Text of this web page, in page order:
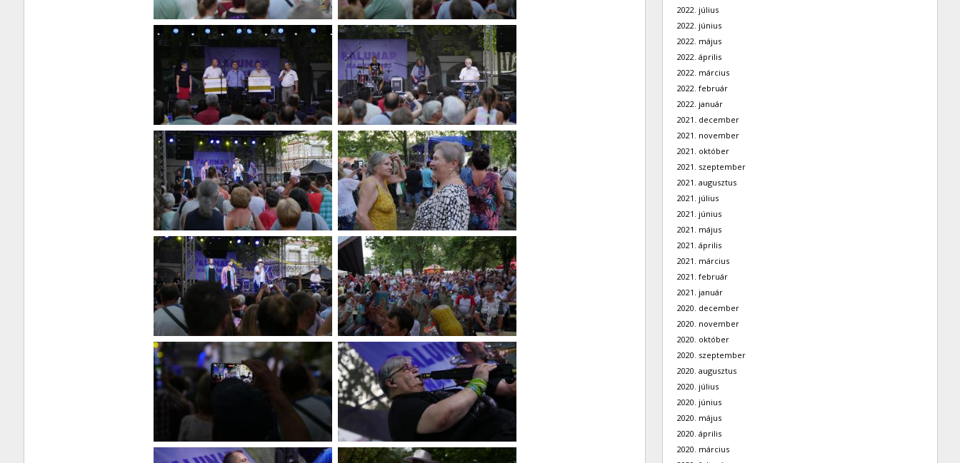
2022. július
2022. június
2022. május
2022. április
2022. március
2022. február
2022. január
2021. december
2021. november
2021. október
2021. szeptember
2021. augusztus
2021. július
2021. június
2021. május
2021. április
2021. március
2021. február
2021. január
2020. december
2020. november
2020. október
2020. szeptember
2020. augusztus
2020. július
2020. június
2020. május
2020. április
2020. március